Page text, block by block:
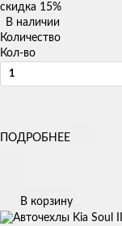
скидка 15%
В наличии
Количество
Кол-во
ПОДРОБНЕЕ
В корзину